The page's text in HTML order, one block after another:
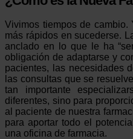
Vivimos tiempos de
más rápidos en sucederse.
anclado en lo que le ha
obligación de adaptarse y
pacientes, las necesidades
las consultas que se
tan importante
diferentes, sino para
al paciente de nuestra
para aportar todo el
una oficina de farmacia.